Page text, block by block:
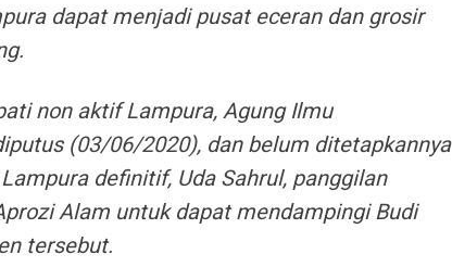
dapat menjadi pusat eceran dan grosir
non aktif Lampura, Agung Ilmu
(03/06/2020), dan belum ditetapkannya
definitif, Uda Sahrul, panggilan
Alam untuk dapat mendampingi Budi
tersebut.